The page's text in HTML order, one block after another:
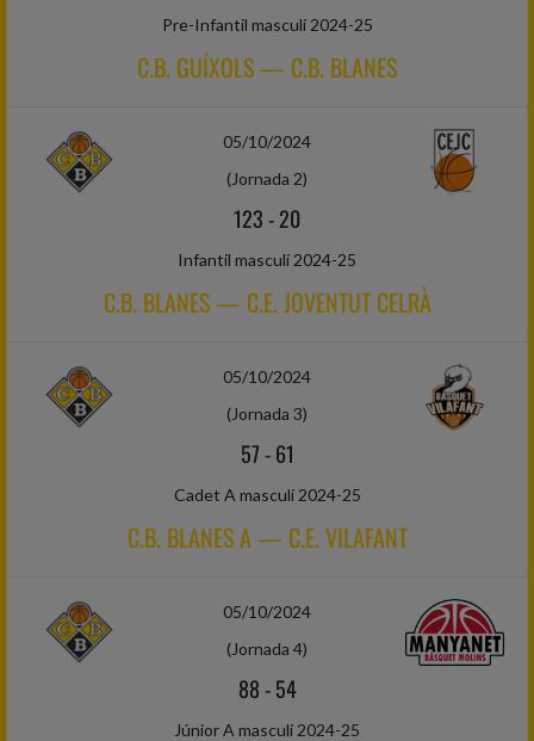
Pre-Infantil masculí 2024-25
C.B. GUÍXOLS — C.B. BLANES
05/10/2024
(Jornada 2)
123-20
Infantil masculí 2024-25
C.B. BLANES — C.E. JOVENTUT CELRÀ
05/10/2024
(Jornada 3)
57-61
Cadet A masculí 2024-25
C.B. BLANES A — C.E. VILAFANT
05/10/2024
(Jornada 4)
88-54
Júnior A masculí 2024-25